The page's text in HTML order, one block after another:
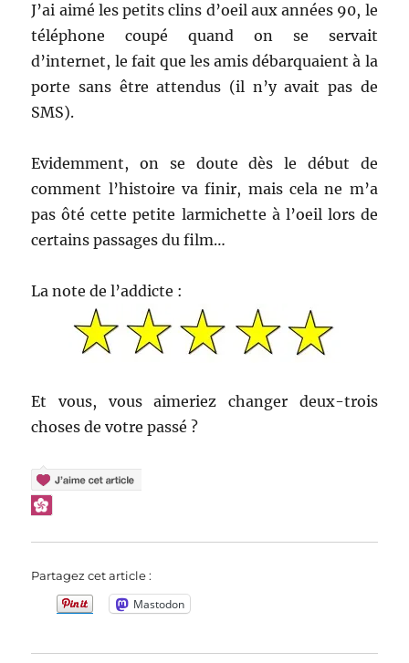
J’ai aimé les petits clins d’oeil aux années 90, le
téléphone coupé quand on se servait
d’internet, le fait que les amis débarquaient à la
porte sans être attendus (il n’y avait pas de
SMS).
Evidemment, on se doute dès le début de
comment l’histoire va finir, mais cela ne m’a
pas ôté cette petite larmichette à l’oeil lors de
certains passages du film…
La note de l’addicte :
Et vous, vous aimeriez changer deux-trois
choses de votre passé ?
Partagez cet article :
Mastodon